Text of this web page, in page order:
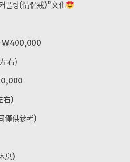
플링(情侶戒)”文化
右)
右)
僅供參考)
息)